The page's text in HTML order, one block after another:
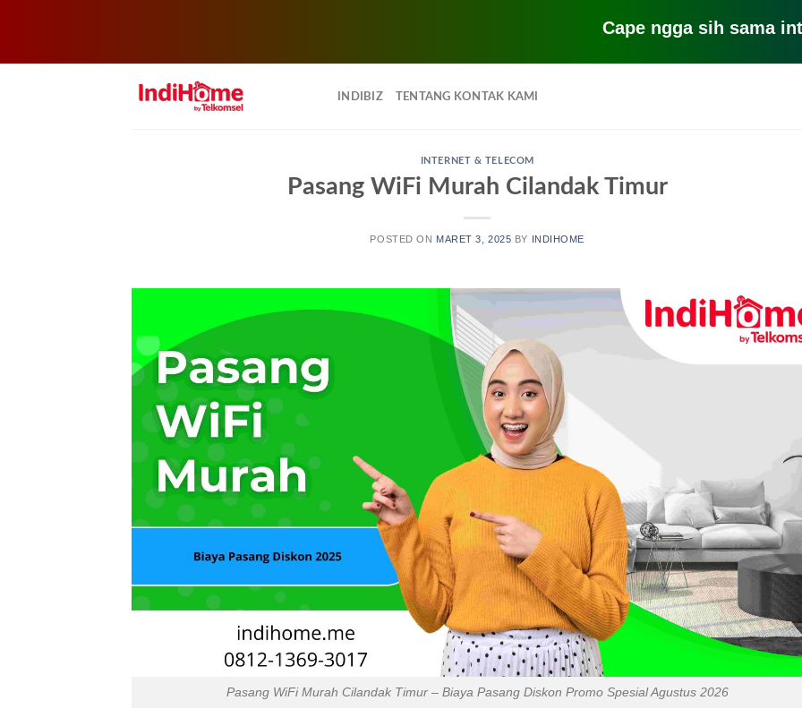
Cape ngga sih sama
INDIBIZ TENTANG KONTAK KAMI
INTERNET & TELECOM
Pasang WiFi Murah Cilandak Timur
POSTED ON MARET 3, 2025 BY INDIHOME
Pasang WiFi Murah Cilandak Timur – Biaya Pasang Diskon Promo Spesial Agustus 2026